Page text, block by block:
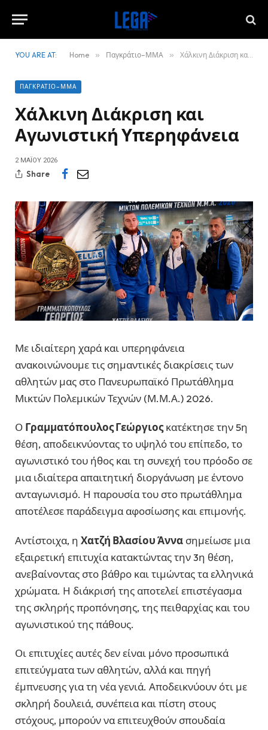
YOU ARE AT: Home » Παγκράτιο–ΜΜΑ » Χάλκινη Διάκριση και Αγωνιστική Υπερηφάνεια
ΠΑΓΚΡΆΤΙΟ–ΜΜΑ
Χάλκινη Διάκριση και
Αγωνιστική Υπερηφάνεια
2 ΜΑΪ́ΟΥ 2026
Share
Με ιδιαίτερη χαρά και υπερηφάνεια
ανακοινώνουμε τις σημαντικές διακρίσεις των
αθλητών μας στο Πανευρωπαϊκό Πρωτάθλημα
Μικτών Πολεμικών Τεχνών (Μ.Μ.Α.) 2026.
Ο Γραμματόπουλος Γεώργιοςκατέκτησε την 5η
θέση, αποδεικνύοντας το υψηλό του επίπεδο, το
αγωνιστικό του ήθος και τη συνεχή του πρόοδο σε
μια ιδιαίτερα απαιτητική διοργάνωση με έντονο
ανταγωνισμό. Η παρουσία του στο πρωτάθλημα
αποτέλεσε παράδειγμα αφοσίωσης και επιμονής.
Αντίστοιχα, η Χατζή Βλασίου Άννα σημείωσε μια
εξαιρετική επιτυχία κατακτώντας την 3η θέση,
ανεβαίνοντας στο βάθρο και τιμώντας τα ελληνικά
χρώματα. Η διάκρισή της αποτελεί επιστέγασμα
της σκληρής προπόνησης, της πειθαρχίας και του
αγωνιστικού της πάθους.
Οι επιτυχίες αυτές δεν είναι μόνο προσωπικά
επιτεύγματα των αθλητών, αλλά και πηγή
έμπνευσης για τη νέα γενιά. Αποδεικνύουν ότι με
σκληρή δουλειά, συνέπεια και πίστη στους
στόχους, μπορούν να επιτευχθούν σπουδαία